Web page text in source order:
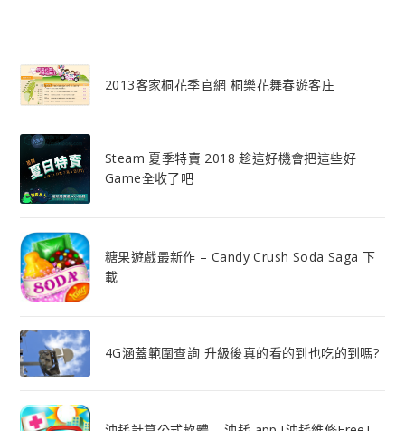
2013客家桐花季官網 桐樂花舞春遊客庄
Steam 夏季特賣 2018 趁這好機會把這些好
Game全收了吧
糖果遊戲最新作 – Candy Crush Soda Saga 下
載
4G涵蓋範圍查詢 升級後真的看的到也吃的到嗎?